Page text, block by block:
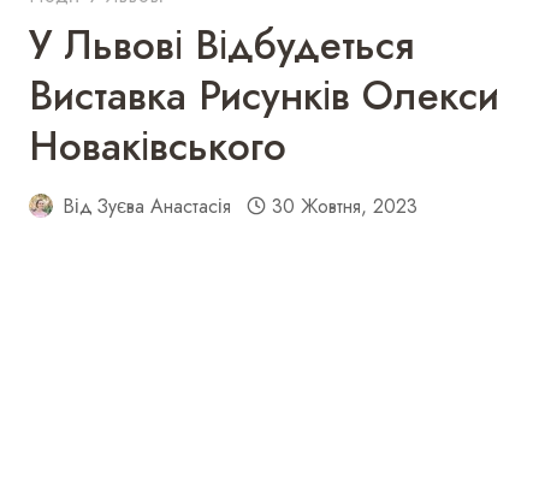
У Львові Відбудеться
Виставка Рисунків Олекси
Новаківського
Від Зуєва Анастасія 30 Жовтня, 2023